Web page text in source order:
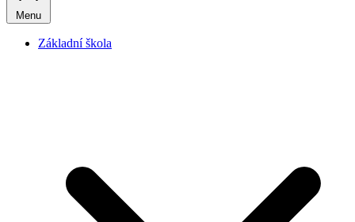
Menu
Základní škola